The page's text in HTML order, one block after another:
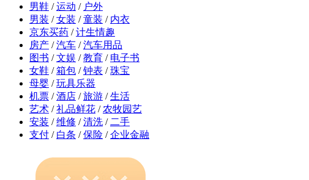
男鞋 / 运动 / 户外
男装 / 女装 / 童装 / 内衣
京东买药 / 计生情趣
房产 / 汽车 / 汽车用品
图书 / 文娱 / 教育 / 电子书
女鞋 / 箱包 / 钟表 / 珠宝
母婴 / 玩具乐器
机票 / 酒店 / 旅游 / 生活
艺术 / 礼品鲜花 / 农牧园艺
安装 / 维修 / 清洗 / 二手
支付 / 白条 / 保险 / 企业金融